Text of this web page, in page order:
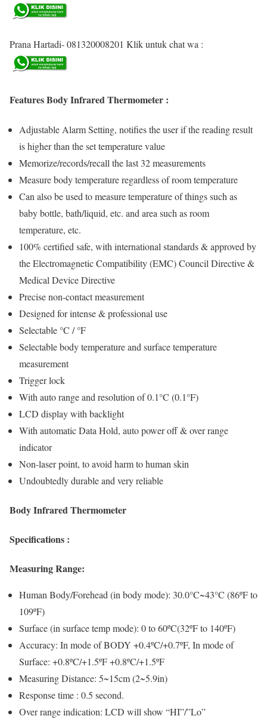
Prana Hartadi- 081320008201 Klik untuk chat wa :
Features Body Infrared Thermometer :
Adjustable Alarm Setting, notifies the user if the reading result
is higher than the set temperature value
Memorize/records/recall the last 32 measurements
Measure body temperature regardless of room temperature
Can also be used to measure temperature of things such as
baby bottle, bath/liquid, etc. and area such as room
temperature, etc.
100% certified safe, with international standards & approved by
the Electromagnetic Compatibility (EMC) Council Directive &
Medical Device Directive
Precise non-contact measurement
Designed for intense & professional use
Selectable °C / °F
Selectable body temperature and surface temperature
measurement
Trigger lock
With auto range and resolution of 0.1°C (0.1°F)
LCD display with backlight
With automatic Data Hold, auto power off & over range
indicator
Non-laser point, to avoid harm to human skin
Undoubtedly durable and very reliable
Body Infrared Thermometer
Specifications :
Measuring Range:
Human Body/Forehead (in body mode): 30.0°C~43°C (86ºF to
109ºF)
Surface (in surface temp mode): 0 to 60ºC(32ºF to 140ºF)
Accuracy: In mode of BODY +0.4ºC/+0.7ºF, In mode of
Surface: +0.8ºC/+1.5ºF +0.8ºC/+1.5ºF
Measuring Distance: 5~15cm (2~5.9in)
Response time : 0.5 second.
Over range indication: LCD will show “HI”/”Lo”